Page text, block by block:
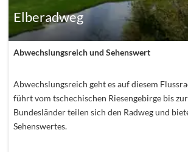
Elberadweg
Abwechslungsreich und Sehenswert
Abwechslungsreich geht es auf diesem
führt vom tschechischen Riesengebirge bis
Bundesländer teilen sich den Radweg und
Sehenswertes.